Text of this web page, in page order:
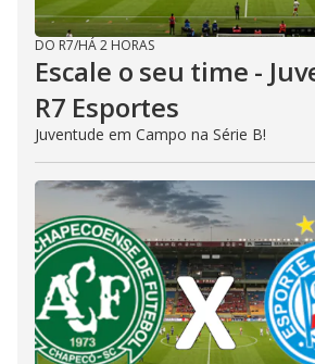
DO R7/HÁ 2 HORAS
Escale o seu time -
R7 Esportes
Juventude em Campo na Série B!